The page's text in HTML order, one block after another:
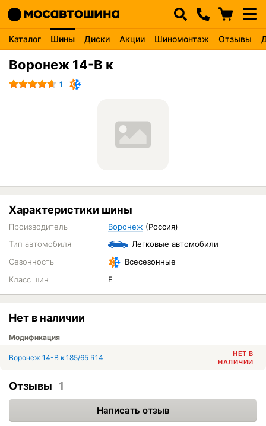
Каталог Шины Диски Акции Шиномонтаж Отзывы
Воронеж 14-В к
1
Характеристики шины
Производитель Воронеж (Россия)
Тип автомобиля
Легковые автомобили
Сезонность
Всесезонные
Класс шин
E
Нет в наличии
Модификация
Воронеж 14-В к 185/65 R14
НЕТ В
НАЛИЧИИ
Отзывы 1
Написать отзыв